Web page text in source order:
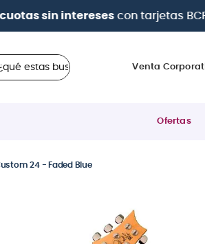
sin interesescon tarjetas
buscando?
Venta
Ofertas
24 - Faded Blue